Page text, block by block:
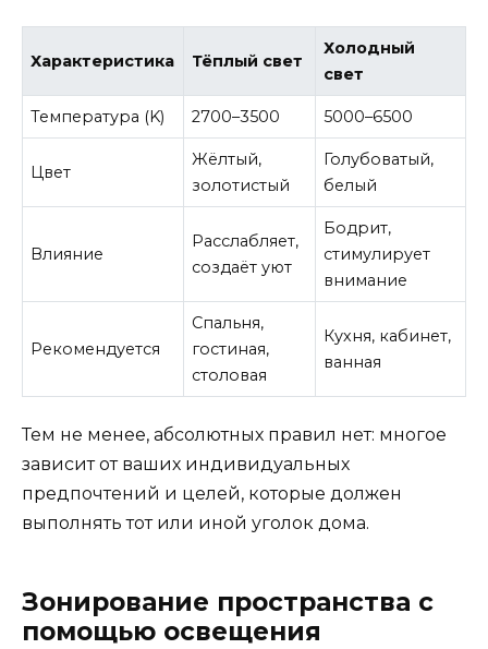
Характеристика Тёплый свет
Холодный
свет
Температура (K) 2700–3500 5000–6500
Цвет
Жёлтый,
золотистый
Голубоватый,
белый
Влияние
Расслабляет,
создаёт уют
Бодрит,
стимулирует
внимание
Рекомендуется
Спальня,
гостиная,
столовая
Кухня, кабинет,
ванная
Тем не менее, абсолютных правил нет: многое
зависит от ваших индивидуальных
предпочтений и целей, которые должен
выполнять тот или иной уголок дома.
Зонирование пространства с
помощью освещения